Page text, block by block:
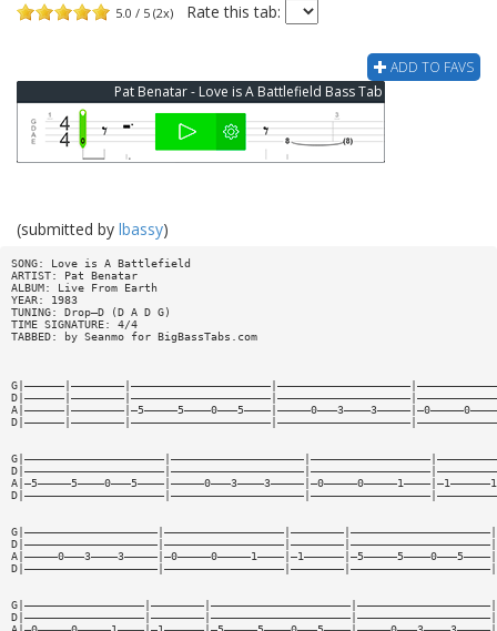
5.0 / 5 (2x) Rate this tab:
ADD TO FAVS
Pat Benatar - Love is A Battlefield Bass Tab
(submitted by lbassy)
SONG: Love is A Battlefield
ARTIST: Pat Benatar
ALBUM: Live From Earth
YEAR: 1983
TUNING: Drop—D (D A D G)
TIME SIGNATURE: 4/4
TABBED: by Seanmo for BigBassTabs.com